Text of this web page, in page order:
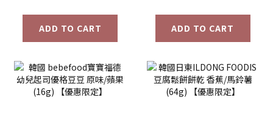
ADD TO CART ADD TO CART